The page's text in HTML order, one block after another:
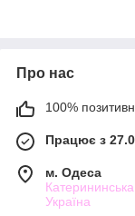
представляємо
допоможуть, а
Про нас
100%
Працює з
м. Одеса
Україна